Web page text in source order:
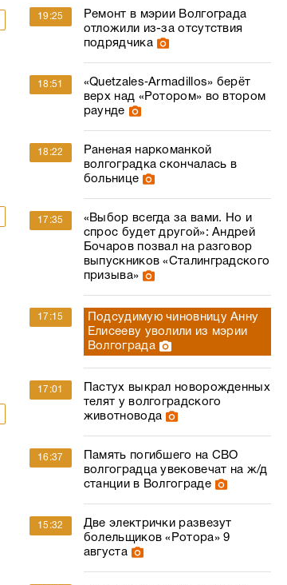
19:25
Ремонт в мэрии Волгограда
отложили из-за отсутствия
подрядчика
18:51
«Quetzales‑Armadillos» берёт
верх над «Ротором» во втором
раунде
18:22
Раненая наркоманкой
волгоградка скончалась в
больнице
17:35
«Выбор всегда за вами. Но и
спрос будет другой»: Андрей
Бочаров позвал на разговор
выпускников «Сталинградского
призыва»
17:15
Подсудимую чиновницу Анну
Елисееву уволили из мэрии
Волгограда
17:01
Пастух выкрал новорожденных
телят у волгоградского
животновода
16:37
Память погибшего на СВО
волгоградца увековечат на ж/д
станции в Волгограде
15:32
Две электрички развезут
болельщиков «Ротора» 9
августа